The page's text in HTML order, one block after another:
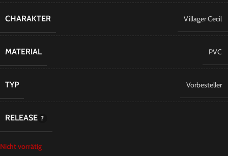
CHARAKTER Villager Cecil
MATERIAL PVC
TYP Vorbesteller
RELEASE
Nicht vorrätig